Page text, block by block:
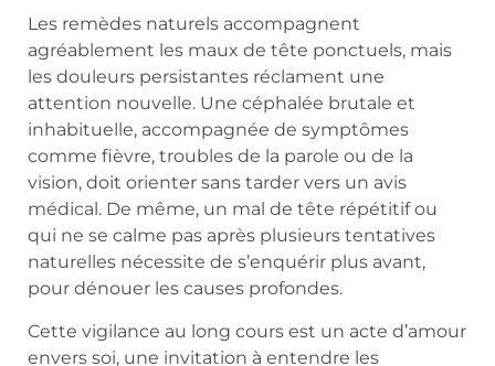
Les remèdes naturels accompagnent
agréablement les maux de tête ponctuels, mais
les douleurs persistantes réclament une
attention nouvelle. Une céphalée brutale et
inhabituelle, accompagnée de symptômes
comme fièvre, troubles de la parole ou de la
vision, doit orienter sans tarder vers un avis
médical. De même, un mal de tête répétitif ou
qui ne se calme pas après plusieurs tentatives
naturelles nécessite de s’enquérir plus avant,
pour dénouer les causes profondes.
Cette vigilance au long cours est un acte d’amour
envers soi, une invitation à entendre les